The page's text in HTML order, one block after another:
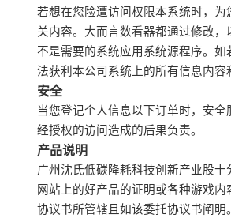
若想在您险遭访问权限本系统时，
关内容。大而言数看器都通过修改
不是需要的系统应用系统源程序。
法获利本公司系统上的所有信息内容
安全
当您登记个人信息以下订单时，安
经授权的访问造成的后果负责。
产品说明
广州沈氏低碳降耗科技创新产业股
网站上的好产品的证明或各种游戏
协议书所管辖且如该委托协议书阐明。